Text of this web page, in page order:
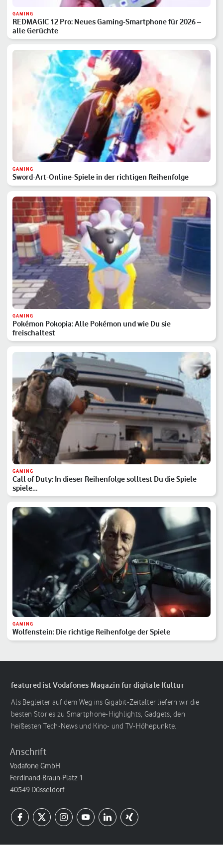
GAMING
REDMAGIC 12 Pro: Neues Gaming-Smartphone für 2026 –
alle Gerüchte
GAMING
Sword-Art-Online-Spiele in der richtigen Reihenfolge
GAMING
Pokémon Pokopia: Alle Pokémon und wie Du sie
freischaltest
GAMING
Call of Duty: In dieser Reihenfolge solltest Du die Spiele
spiele…
GAMING
Wolfenstein: Die richtige Reihenfolge der Spiele
featured ist Vodafones Magazin für digitale Kultur
Als Begleiter auf dem Weg ins Gigabit-Zeitalter liefern wir die
besten Stories zu Smartphone-Highlights, Gadgets, den
heißesten Tech-News und Kino- und TV-Höhepunkte.
Anschrift
Vodafone GmbH
Ferdinand-Braun-Platz 1
40549 Düsseldorf